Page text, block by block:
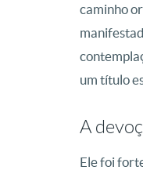
caminho
um título
A
Ele foi